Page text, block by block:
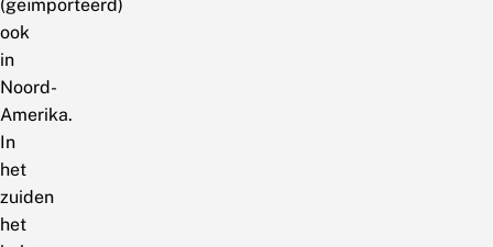
(geïmporteerd)
ook
in
Noord-
Amerika.
In
het
zuiden
het